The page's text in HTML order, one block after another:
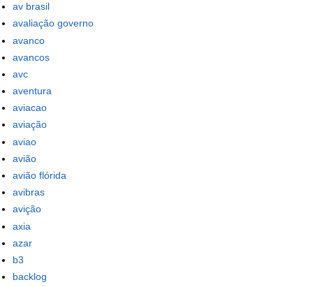
av brasil
avaliação governo
avanco
avancos
avc
aventura
aviacao
aviação
aviao
avião
avião flórida
avibras
avição
axia
azar
b3
backlog